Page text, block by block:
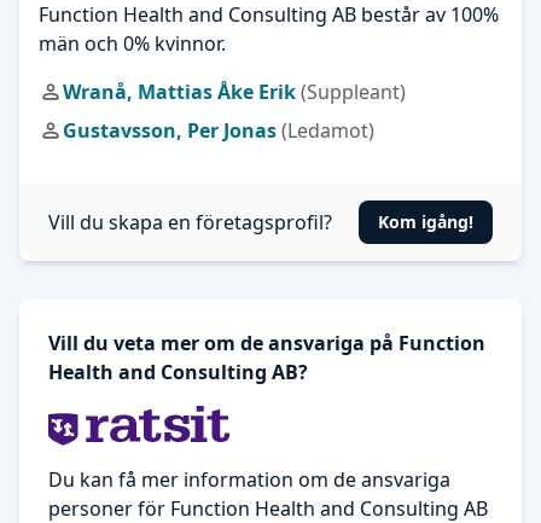
Function Health and Consulting AB består av 100%
män och 0% kvinnor.
Wranå, Mattias Åke Erik(Suppleant)
Gustavsson, Per Jonas(Ledamot)
Vill du skapa en företagsprofil? Kom igång!
Vill du veta mer om de ansvariga på Function
Health and Consulting AB?
Du kan få mer information om de ansvariga
personer för Function Health and Consulting AB